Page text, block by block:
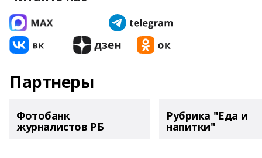
Партнеры
Фотобанк
журналистов РБ
Рубрика "Еда и
напитки"